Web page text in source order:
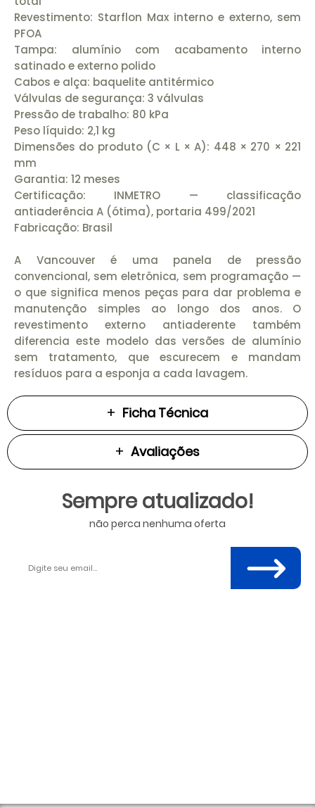
Revestimento: Starflon Max interno e externo, sem
PFOA
Tampa: alumínio com acabamento interno
satinado e externo polido
Cabos e alça: baquelite antitérmico
Válvulas de segurança: 3 válvulas
Pressão de trabalho: 80 kPa
Peso líquido: 2,1 kg
Dimensões do produto (C × L × A): 448 × 270 × 221
mm
Garantia: 12 meses
Certificação: INMETRO — classificação
antiaderência A (ótima), portaria 499/2021
Fabricação: Brasil
A Vancouver é uma panela de pressão
convencional, sem eletrônica, sem programação —
o que significa menos peças para dar problema e
manutenção simples ao longo dos anos. O
revestimento externo antiaderente também
diferencia este modelo das versões de alumínio
sem tratamento, que escurecem e mandam
resíduos para a esponja a cada lavagem.
Ficha Técnica
Avaliações
Sempre atualizado!
não perca nenhuma oferta